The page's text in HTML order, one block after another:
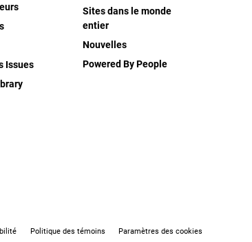
Issues
Sites dans le monde
entier
Nouvelles
Powered By People
Politique des témoins Paramètres des cookies